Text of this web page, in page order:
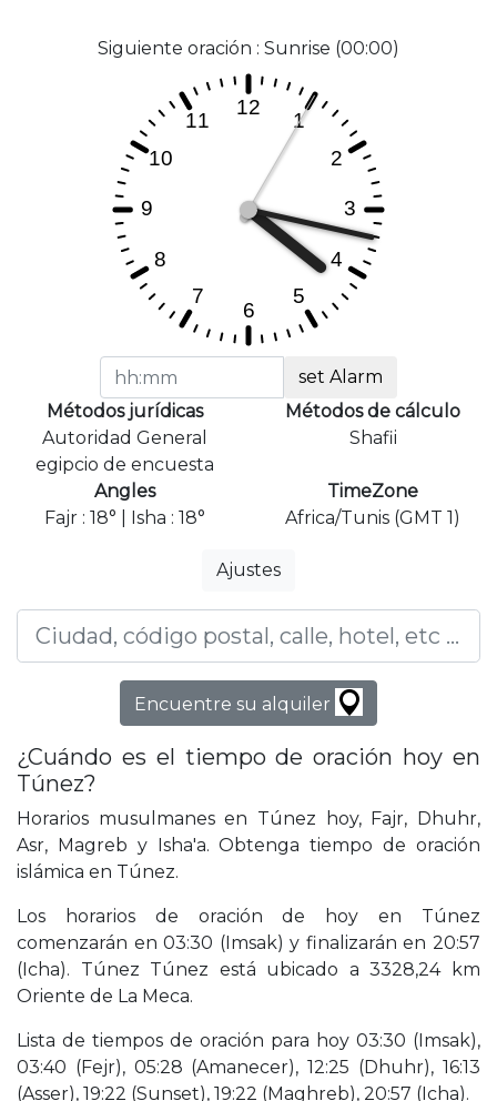
Siguiente oración : Sunrise (00:00)
set Alarm
Métodos jurídicas
Autoridad General
egipcio de encuesta
Métodos de cálculo
Shafii
Angles
Fajr : 18° | Isha : 18°
TimeZone
Africa/Tunis (GMT 1)
Ajustes
Encuentre su alquiler
¿Cuándo es el tiempo de oración hoy en
Túnez?
Horarios musulmanes en Túnez hoy, Fajr, Dhuhr,
Asr, Magreb y Isha'a. Obtenga tiempo de oración
islámica en Túnez.
Los horarios de oración de hoy en Túnez
comenzarán en 03:30 (Imsak) y finalizarán en 20:57
(Icha). Túnez Túnez está ubicado a 3328,24 km
Oriente de La Meca.
Lista de tiempos de oración para hoy 03:30 (Imsak),
03:40 (Fejr), 05:28 (Amanecer), 12:25 (Dhuhr), 16:13
(Asser), 19:22 (Sunset), 19:22 (Maghreb), 20:57 (Icha).